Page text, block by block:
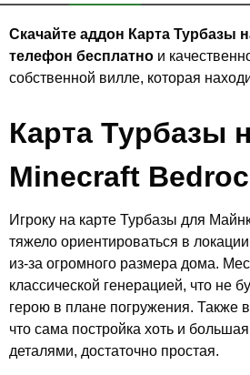
Скачайте аддон Карта Турбазы
телефон бесплатно и
собственной вилле, которая
Карта Турбазы
Minecraft
Игроку на карте Турбазы для
тяжело ориентироваться в
из-за огромного размера дома.
классической генерацией, что не
герою в плане погружения. Также
что сама постройка хоть и
деталями, достаточно простая.